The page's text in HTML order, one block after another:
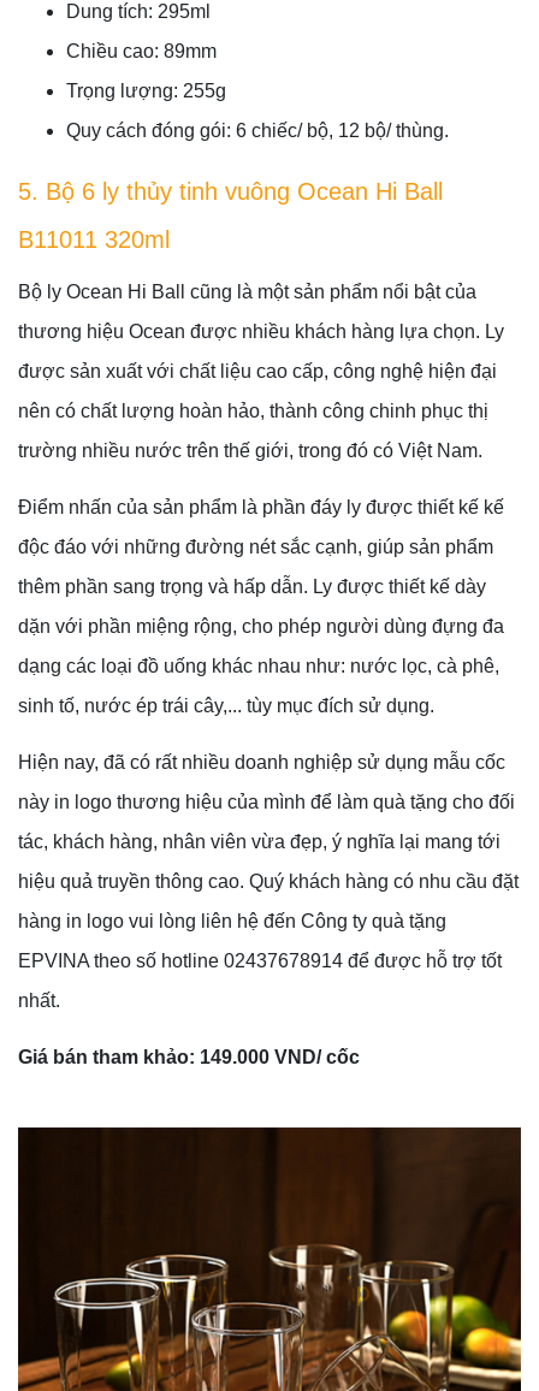
Dung tích: 295ml
Chiều cao: 89mm
Trọng lượng: 255g
Quy cách đóng gói: 6 chiếc/ bộ, 12 bộ/ thùng.
5. Bộ 6 ly thủy tinh vuông Ocean Hi Ball
B11011 320ml
Bộ ly Ocean Hi Ball cũng là một sản phẩm nổi bật của
thương hiệu Ocean được nhiều khách hàng lựa chọn. Ly
được sản xuất với chất liệu cao cấp, công nghệ hiện đại
nên có chất lượng hoàn hảo, thành công chinh phục thị
trường nhiều nước trên thế giới, trong đó có Việt Nam.
Điểm nhấn của sản phẩm là phần đáy ly được thiết kế kế
độc đáo với những đường nét sắc cạnh, giúp sản phẩm
thêm phần sang trọng và hấp dẫn. Ly được thiết kế dày
dặn với phần miệng rộng, cho phép người dùng đựng đa
dạng các loại đồ uống khác nhau như: nước lọc, cà phê,
sinh tố, nước ép trái cây,... tùy mục đích sử dụng.
Hiện nay, đã có rất nhiều doanh nghiệp sử dụng mẫu cốc
này in logo thương hiệu của mình để làm quà tặng cho đối
tác, khách hàng, nhân viên vừa đẹp, ý nghĩa lại mang tới
hiệu quả truyền thông cao. Quý khách hàng có nhu cầu đặt
hàng in logo vui lòng liên hệ đến Công ty quà tặng
EPVINA theo số hotline 02437678914 để được hỗ trợ tốt
nhất.
Giá bán tham khảo: 149.000 VND/ cốc